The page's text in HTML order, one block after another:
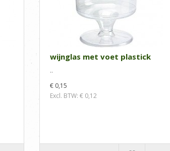
wijnglas met voet plastick
..
€ 0,15
Excl. BTW: € 0,12